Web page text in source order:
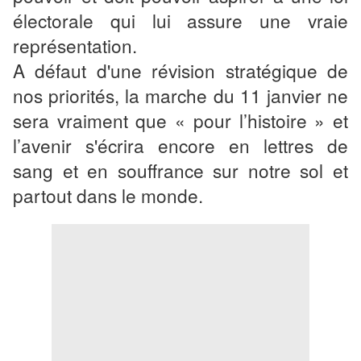
électorale qui lui assure une vraie
représentation.
A défaut d'une révision stratégique de
nos priorités, la marche du 11 janvier ne
sera vraiment que « pour l’histoire » et
l’avenir s'écrira encore en lettres de
sang et en souffrance sur notre sol et
partout dans le monde.